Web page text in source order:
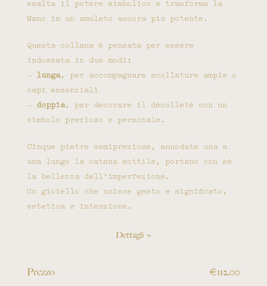
esalta il potere simbolico e trasforma la
Mano in un amuleto ancora più potente.
Questa collana è pensata per essere
indossata in due modi:
– lunga, per accompagnare scollature ampie o
capi essenziali
– doppia, per decorare il décolleté con un
simbolo prezioso e personale.
Cinque pietre semipreziose, annodate una a
una lungo la catena sottile, portano con sé
la bellezza dell’imperfezione.
Un gioiello che unisce gesto e significato,
estetica e intenzione.
Dettagli +
Prezzo €112,00